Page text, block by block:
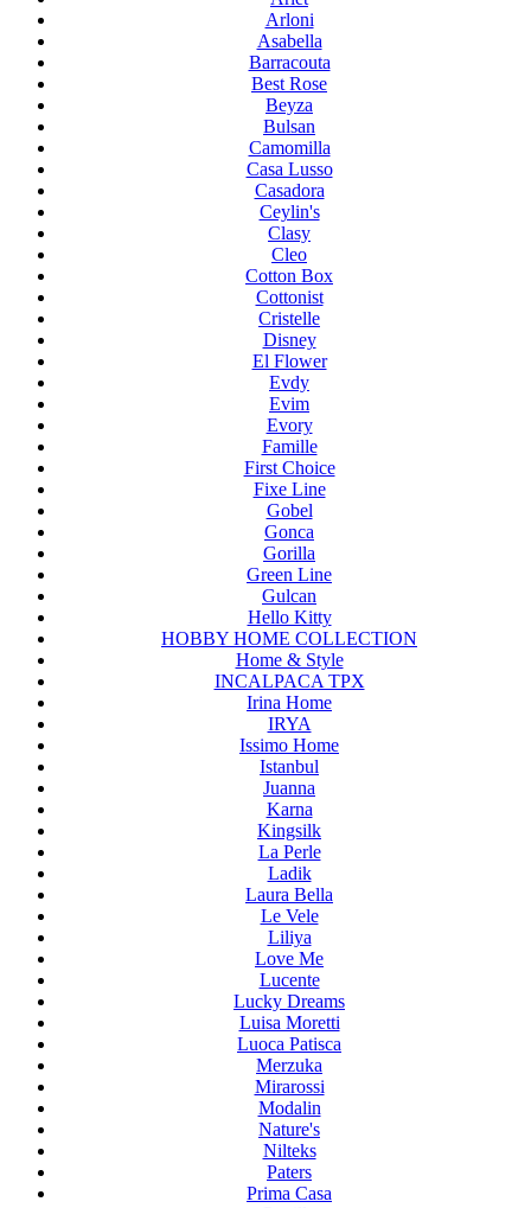
Arloni
Asabella
Barracouta
Best Rose
Beyza
Bulsan
Camomilla
Casa Lusso
Casadora
Ceylin's
Clasy
Cleo
Cotton Box
Cottonist
Cristelle
Disney
El Flower
Evdy
Evim
Evory
Famille
First Choice
Fixe Line
Gobel
Gonca
Gorilla
Green Line
Gulcan
Hello Kitty
HOBBY HOME COLLECTION
Home & Style
INCALPACA TPX
Irina Home
IRYA
Issimo Home
Istanbul
Juanna
Karna
Kingsilk
La Perle
Ladik
Laura Bella
Le Vele
Liliya
Love Me
Lucente
Lucky Dreams
Luisa Moretti
Luoca Patisca
Merzuka
Mirarossi
Modalin
Nature's
Nilteks
Paters
Prima Casa